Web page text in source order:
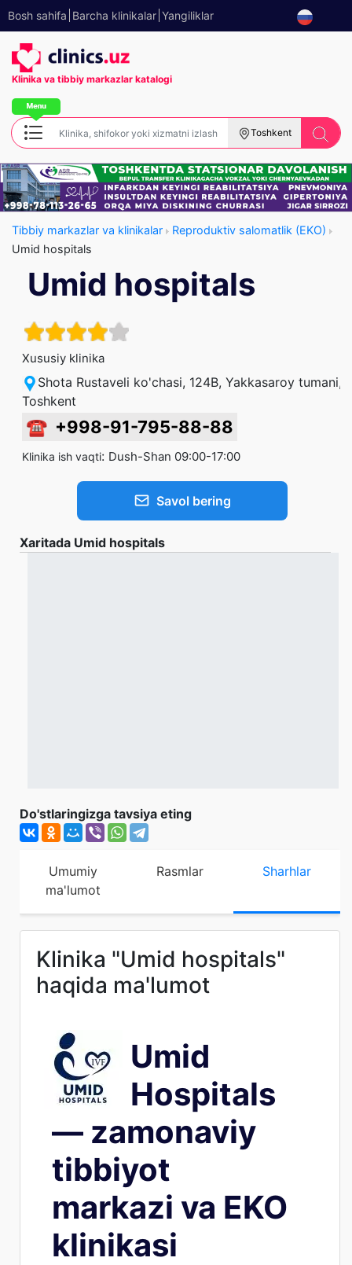
Bosh sahifa Barcha klinikalar Yangiliklar
Klinika va tibbiy markazlar katalogi
Toshkent
Tibbiy markazlar va klinikalar
Reproduktiv salomatlik (EKO)
Umid hospitals
Umid hospitals
Xususiy klinika
Shota Rustaveli ko'chasi, 124B, Yakkasaroy tumani,
Toshkent
☎ +998-91-795-88-88
Klinika ish vaqti: Dush-Shan 09:00-17:00
Savol bering
Xaritada Umid hospitals
Do'stlaringizga tavsiya eting
Umumiy
ma'lumot
Rasmlar Sharhlar
Klinika "Umid hospitals"
haqida ma'lumot
Umid
Hospitals
— zamonaviy
tibbiyot
markazi va EKO
klinikasi